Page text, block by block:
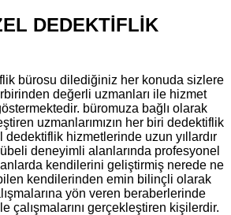
DEDEKTİFLİK
bürosu dilediğiniz her konuda sizlere
değerli uzmanları ile hizmet
büromuza bağlı olarak
uzmanlarımızın her biri dedektiflik
dedektiflik hizmetlerinde uzun yıllardır
deneyimli alanlarında profesyonel
kendilerini geliştirmiş nerede ne
kendilerinden emin bilinçli olarak
yön veren beraberlerinde
çalışmalarını gerçekleştiren kişilerdir.